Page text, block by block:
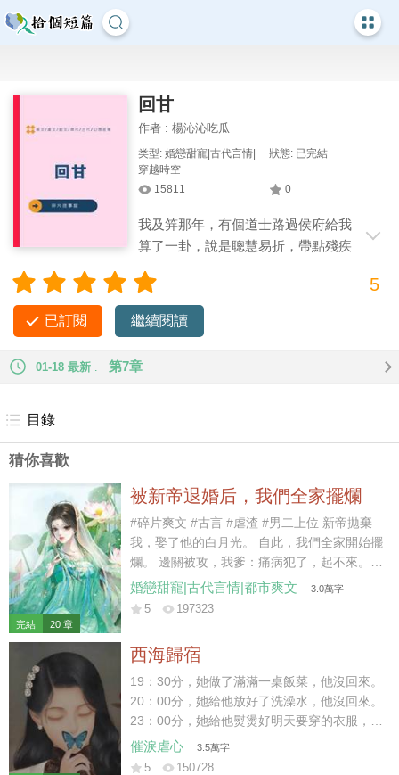
回甘
作者 : 楊沁沁吃瓜
类型: 婚戀甜寵|古代言情|
穿越時空
狀態: 已完結
15811 0
我及笄那年，有個道士路過侯府給我
算了一卦，說是聰慧易折，帶點殘疾
就開始大病小災不斷。 直到被繼母所生的妹妹沈嫣從假山上推
下，從此跛了腳，一切才變得太平起來。 繼母和沈嫣以我的救
命恩人自居，命我一輩子對她們感恩戴德。 沈嫣甚至帶著我娘
了城外的尼庵，從此與青燈古佛相伴。 但沈嫣卻依然不肯放過
再睜眼，我重生在了沈嫣將我從假山上推下那日。 她的手快碰
一次，殘疾的人變成了她！ #碎片甜文 #古代 #重生 #爽文
5
已訂閱 繼續閱讀
01-18 最新 第7章
目錄
猜你喜歡
完結 20 章
被新帝退婚后，我們全家擺爛
#碎片爽文 #古言 #虐渣 #男二上位 新帝拋棄
我，娶了他的白月光。 自此，我們全家開始擺
爛。 邊關被攻，我爹：痛病犯了，起不來。
京內治安不好，我哥：休年假，勿擾。 戶部沒
錢，我娘：窮，借不了。 新帝暴怒：你們算什
了。 白月光二哥被新帝拎出去探案，三天嚇傻
了。 白月光她娘為了給女兒撐場面，棺材本都
借沒了。 喲呼~一直擺爛，一直爽~~~
婚戀甜寵|古代言情|都市爽文 3.0萬字
5 197323
西海歸宿
19：30分，她做了滿滿一桌飯菜，他沒回來。
20：00分，她給他放好了洗澡水，他沒回來。
23：00分，她給他熨燙好明天要穿的衣服，他
沒回來。 23：59分，她守著一桌早已涼透的
飯菜和一個空蕩蕩的家。 門外突然傳來響聲，
催淚虐心 3.5萬字
5 150728